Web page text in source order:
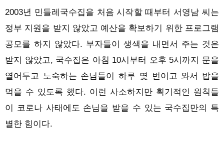
2003년 민들레국수집을 처음 시작할 때부터 서영남 씨는
정부 지원을 받지 않았고 예산을 확보하기 위한 프로그램
공모를 하지 않았다. 부자들이 생색을 내면서 주는 것은
받지 않았고, 국수집은 아침 10시부터 오후 5시까지 문을
열어두고 노숙하는 손님들이 하루 몇 번이고 와서 밥을
먹을 수 있도록 했다. 이런 사소하지만 획기적인 원칙들
이 코로나 사태에도 손님을 받을 수 있는 국수집만의 특
별한 힘이다.